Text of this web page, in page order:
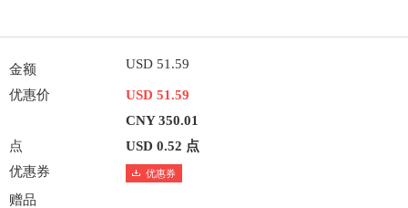
金额 USD 51.59
优惠价
USD 51.59
CNY 350.01
点
USD 0.52 点
优惠券
优惠券
赠品